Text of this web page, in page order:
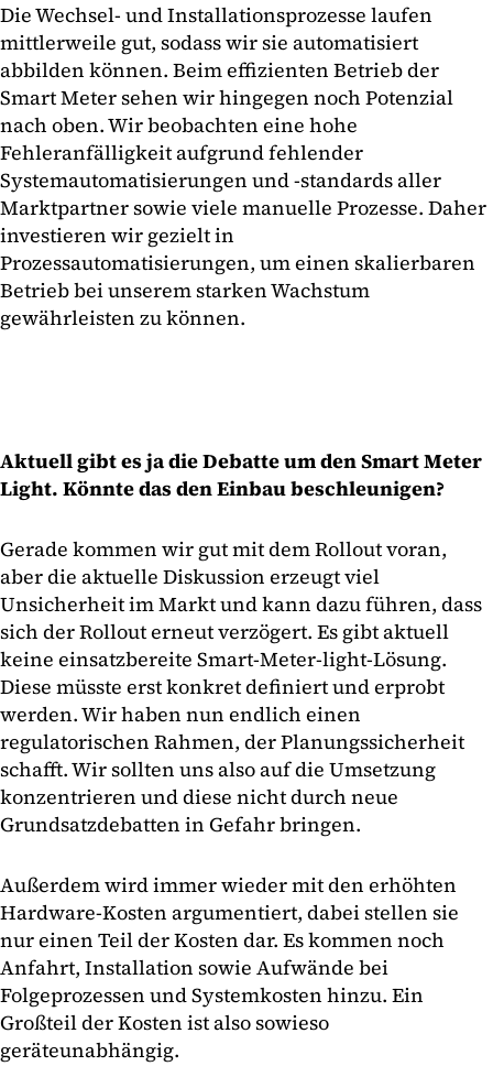
Die Wechsel- und Installationsprozesse laufen
mittlerweile gut, sodass wir sie automatisiert
abbilden können. Beim effizienten Betrieb der
Smart Meter sehen wir hingegen noch Potenzial
nach oben. Wir beobachten eine hohe
Fehleranfälligkeit aufgrund fehlender
Systemautomatisierungen und -standards aller
Marktpartner sowie viele manuelle Prozesse. Daher
investieren wir gezielt in
Prozessautomatisierungen, um einen skalierbaren
Betrieb bei unserem starken Wachstum
gewährleisten zu können.
Aktuell gibt es ja die Debatte um den Smart Meter
Light. Könnte das den Einbau beschleunigen?
Gerade kommen wir gut mit dem Rollout voran,
aber die aktuelle Diskussion erzeugt viel
Unsicherheit im Markt und kann dazu führen, dass
sich der Rollout erneut verzögert. Es gibt aktuell
keine einsatzbereite Smart-Meter-light-Lösung.
Diese müsste erst konkret definiert und erprobt
werden. Wir haben nun endlich einen
regulatorischen Rahmen, der Planungssicherheit
schafft. Wir sollten uns also auf die Umsetzung
konzentrieren und diese nicht durch neue
Grundsatzdebatten in Gefahr bringen.
Außerdem wird immer wieder mit den erhöhten
Hardware-Kosten argumentiert, dabei stellen sie
nur einen Teil der Kosten dar. Es kommen noch
Anfahrt, Installation sowie Aufwände bei
Folgeprozessen und Systemkosten hinzu. Ein
Großteil der Kosten ist also sowieso
geräteunabhängig.